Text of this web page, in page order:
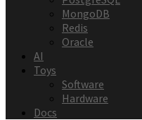
MongoDB
Redis
Oracle
AI
Toys
Software
Hardware
Docs